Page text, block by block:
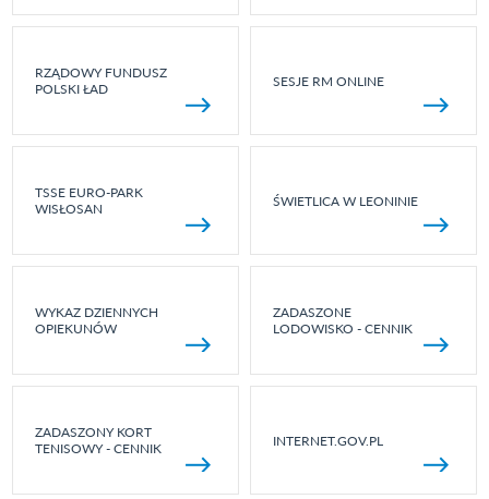
RZĄDOWY FUNDUSZ
POLSKI ŁAD
SESJE RM ONLINE
TSSE EURO-PARK
WISŁOSAN
ŚWIETLICA W LEONINIE
WYKAZ DZIENNYCH
OPIEKUNÓW
ZADASZONE
LODOWISKO - CENNIK
ZADASZONY KORT
TENISOWY - CENNIK
INTERNET.GOV.PL